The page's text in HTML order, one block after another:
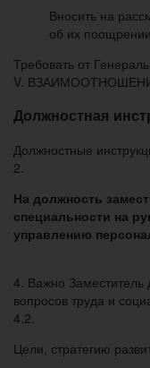
Вносить на
об их
Требовать от
V.
Должностная
Должностные
2.
На должность
специальности на
управлению
4. Важно
вопросов труда и
4.2.
Цели, стратегию